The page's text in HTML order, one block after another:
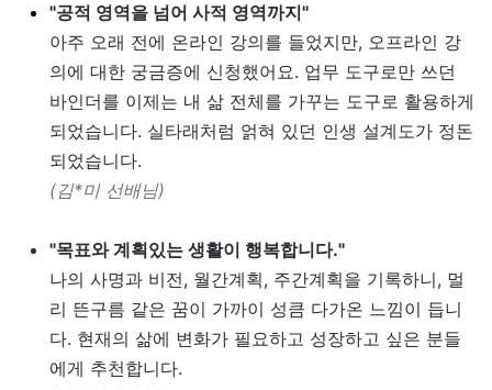
"공적 영역을 넘어 사적 영역까지"
아주 오래 전에 온라인 강의를 들었지만, 오프라인 강
의에 대한 궁금증에 신청했어요. 업무 도구로만 쓰던
바인더를 이제는 내 삶 전체를 가꾸는 도구로 활용하게
되었습니다. 실타래처럼 얽혀 있던 인생 설계도가 정돈
되었습니다.
(김*미 선배님)
"목표와 계획있는 생활이 행복합니다."
나의 사명과 비전, 월간계획, 주간계획을 기록하니, 멀
리 뜬구름 같은 꿈이 가까이 성큼 다가온 느낌이 듭니
다. 현재의 삶에 변화가 필요하고 성장하고 싶은 분들
에게 추천합니다.